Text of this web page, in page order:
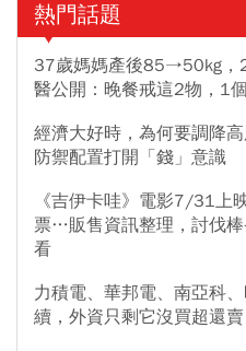
熱門話題
37歲媽媽產後85→50kg，
醫公開：晚餐戒這2物，1
經濟大好時，為何要調降
防禦配置打開「錢」意識
《吉伊卡哇》電影7/31上
票…販售資訊整理，討伐
看
力積電、華邦電、南亞科
續，外資只剩它沒買超還